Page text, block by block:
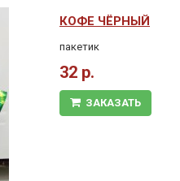
КОФЕ ЧЁРНЫЙ
пакетик
32 р.
ЗАКАЗАТЬ